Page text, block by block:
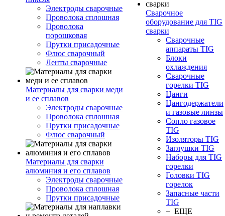
Электроды сварочные
Проволока сплошная
Проволока
порошковая
Прутки присадочные
Флюс сварочный
Ленты сварочные
Материалы для сварки меди
и ее сплавов
Электроды сварочные
Проволока сплошная
Прутки присадочные
Флюс сварочный
Материалы для сварки
алюминия и его сплавов
Электроды сварочные
Проволока сплошная
Прутки присадочные
Сварочное
оборудование для TIG
сварки
Сварочные
аппараты TIG
Блоки
охлаждения
Сварочные
горелки TIG
Цанги
Цангодержатели
и газовые линзы
Сопло газовое
TIG
Изоляторы TIG
Заглушки TIG
Наборы для TIG
горелки
Головки TIG
горелок
Запасные части
TIG
+ ЕЩЕ